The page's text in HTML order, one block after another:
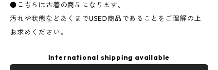
●こちらは古着の商品になります。
汚れや状態などあくまでUSED商品であることをご理解の上
お求めください。
International shipping available